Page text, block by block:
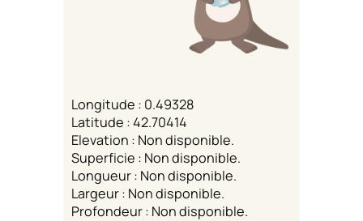
Longitude : 0.49328
Latitude : 42.70414
Elevation : Non disponible.
Superficie : Non disponible.
Longueur : Non disponible.
Largeur : Non disponible.
Profondeur : Non disponible.